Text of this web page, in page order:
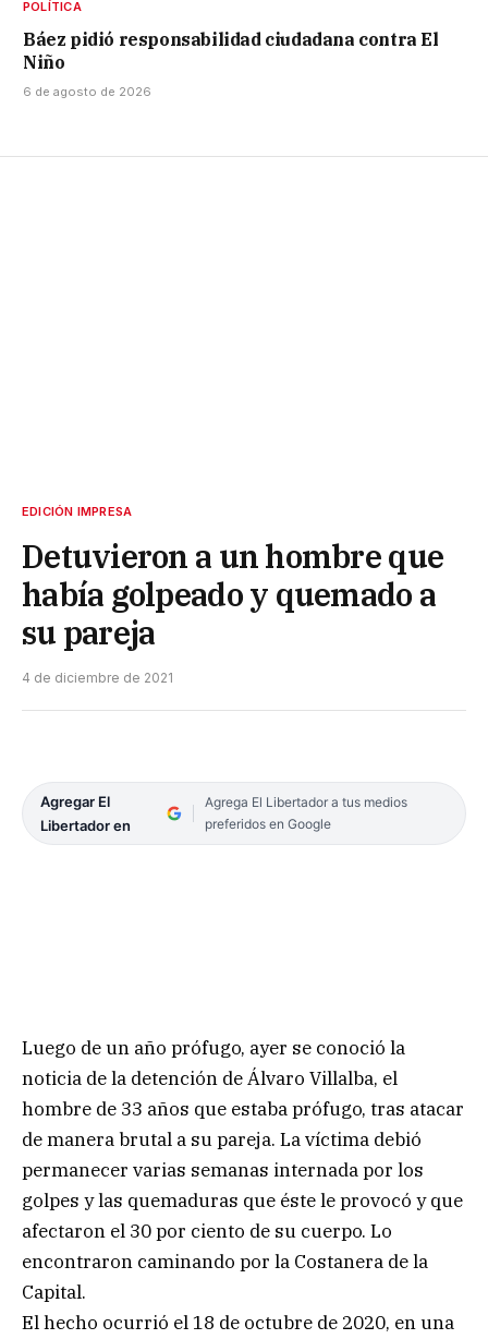
POLÍTICA
Báez pidió responsabilidad ciudadana contra El
Niño
6 de agosto de 2026
EDICIÓN IMPRESA
Detuvieron a un hombre que
había golpeado y quemado a
su pareja
4 de diciembre de 2021
Agregar El
Libertador en
Agrega El Libertador a tus medios
preferidos en Google
Luego de un año prófugo, ayer se conoció la
noticia de la detención de Álvaro Villalba, el
hombre de 33 años que estaba prófugo, tras atacar
de manera brutal a su pareja. La víctima debió
permanecer varias semanas internada por los
golpes y las quemaduras que éste le provocó y que
afectaron el 30 por ciento de su cuerpo. Lo
encontraron caminando por la Costanera de la
Capital.
El hecho ocurrió el 18 de octubre de 2020, en una